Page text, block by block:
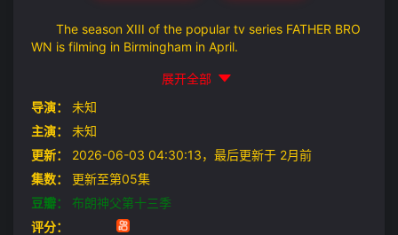
The season XIII of the popular tv series FATHER BRO
WN is filming in Birmingham in April.
展开全部
导演：
未知
主演：
未知
更新：
2026-06-03 04:30:13，最后更新于 2月前
集数：
更新至第05集
豆瓣：
布朗神父第十三季
评分：